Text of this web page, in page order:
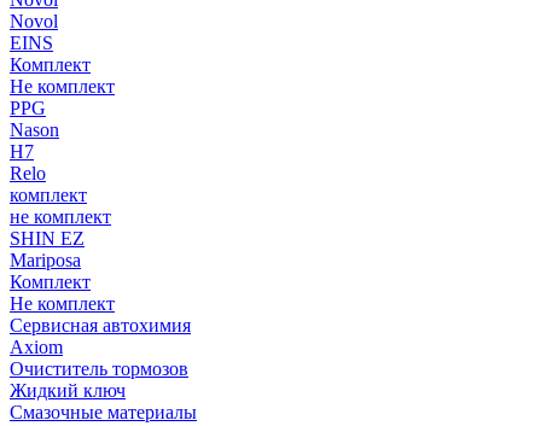
Novol
EINS
Комплект
Не комплект
PPG
Nason
H7
Relo
комплект
не комплект
SHIN EZ
Mariposa
Комплект
Не комплект
Сервисная автохимия
Axiom
Очиститель тормозов
Жидкий ключ
Смазочные материалы